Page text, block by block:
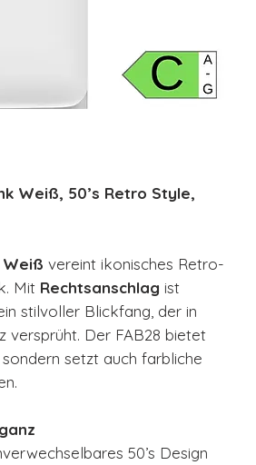
Weiß, 50’s Retro Style,
Weiß vereint ikonisches Retro-
Mit Rechtsanschlag ist
stilvoller Blickfang, der in
versprüht. Der FAB28 bietet
setzt auch farbliche
50’s Design